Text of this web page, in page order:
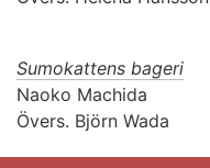
Sumokattens bageri
Naoko Machida
Övers. Björn Wada